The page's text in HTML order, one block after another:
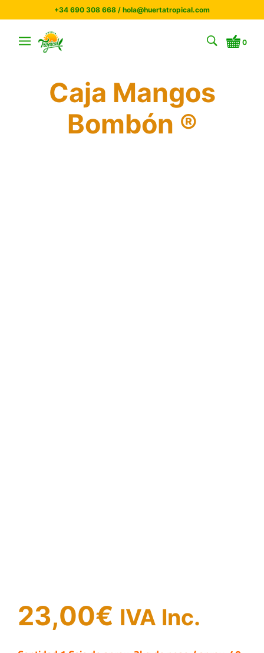
+34 690 308 668 / hola@huertatropical.com
0
Caja Mangos
Bombón ®
23,00€ IVA Inc.